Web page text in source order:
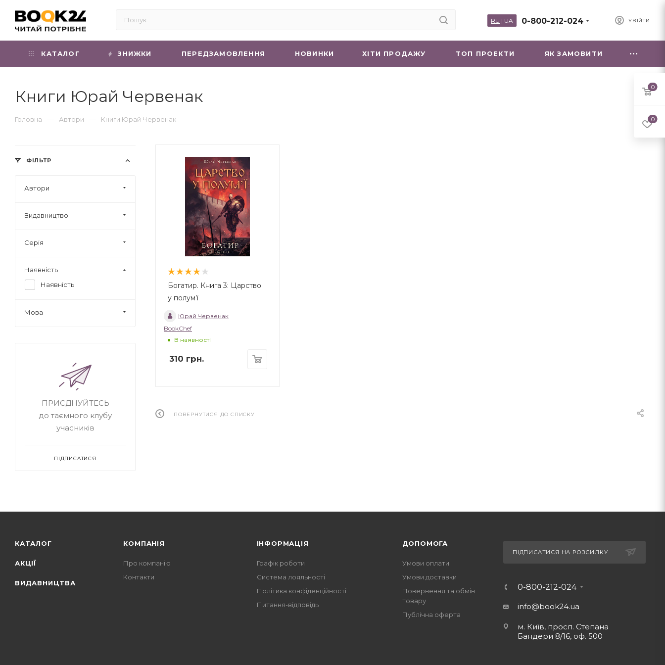
УВІЙТИ
0-800-212-024
RU | UA
КАТАЛОГ ЗНИЖКИ ПЕРЕДЗАМОВЛЕННЯ НОВИНКИ ХIТИ ПРОДАЖУ ТОП ПРОЕКТИ ЯК ЗАМОВИТИ
Книги Юрай Червенак
Головна — Автори — Книги Юрай Червенак
Богатир. Книга 3: Царство
у полум’ї
Юрай Червенак
BookChef
В наявності
310 грн.
ПОВЕРНУТИСЯ ДО СПИСКУ
ФІЛЬТР
Автори
Видавництво
Серія
Наявність
Наявність
Мова
ПРИЄДНУЙТЕСЬ
до таємного клубу
учасників
ПІДПИСАТИСЯ
КАТАЛОГ
АКЦІЇ
ВИДАВНИЦТВА
КОМПАНІЯ
Про компанію
Контакти
ІНФОРМАЦІЯ
Графік роботи
Система лояльності
Політика конфіденційності
Питання-відповідь
ДОПОМОГА
Умови оплати
Умови доставки
Повернення та обмін
товару
Публічна оферта
ПІДПИСАТИСЯ НА РОЗСИЛКУ
0-800-212-024
info@book24.ua
м. Київ, просп. Степана
Бандери 8/16, оф. 500
0
0